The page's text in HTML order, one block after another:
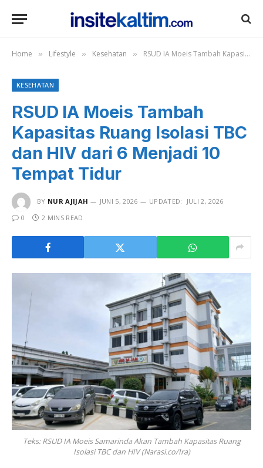
Home » Lifestyle » Kesehatan » RSUD IA Moeis Tambah Kapasitas Ruang Isolasi TBC dan HIV dari 6 Menjadi 10 Tempat Tidur
KESEHATAN
RSUD IA Moeis Tambah
Kapasitas Ruang Isolasi TBC
dan HIV dari 6 Menjadi 10
Tempat Tidur
BY NUR AJIJAH JUNI 5, 2026 UPDATED:
JULI 2, 2026
0
2 MINS READ
Teks: RSUD IA Moeis Samarinda Akan Tambah Kapasitas Ruang
Isolasi TBC dan HIV (Narasi.co/Ira)